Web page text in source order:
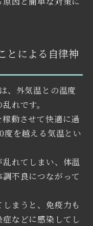
とによる自律神
、外気温との温度
れです。
動させて快適に過
度を越える気温とい
れてしまい、体温
不良につながって
まうと、免疫力も
などに感染してし